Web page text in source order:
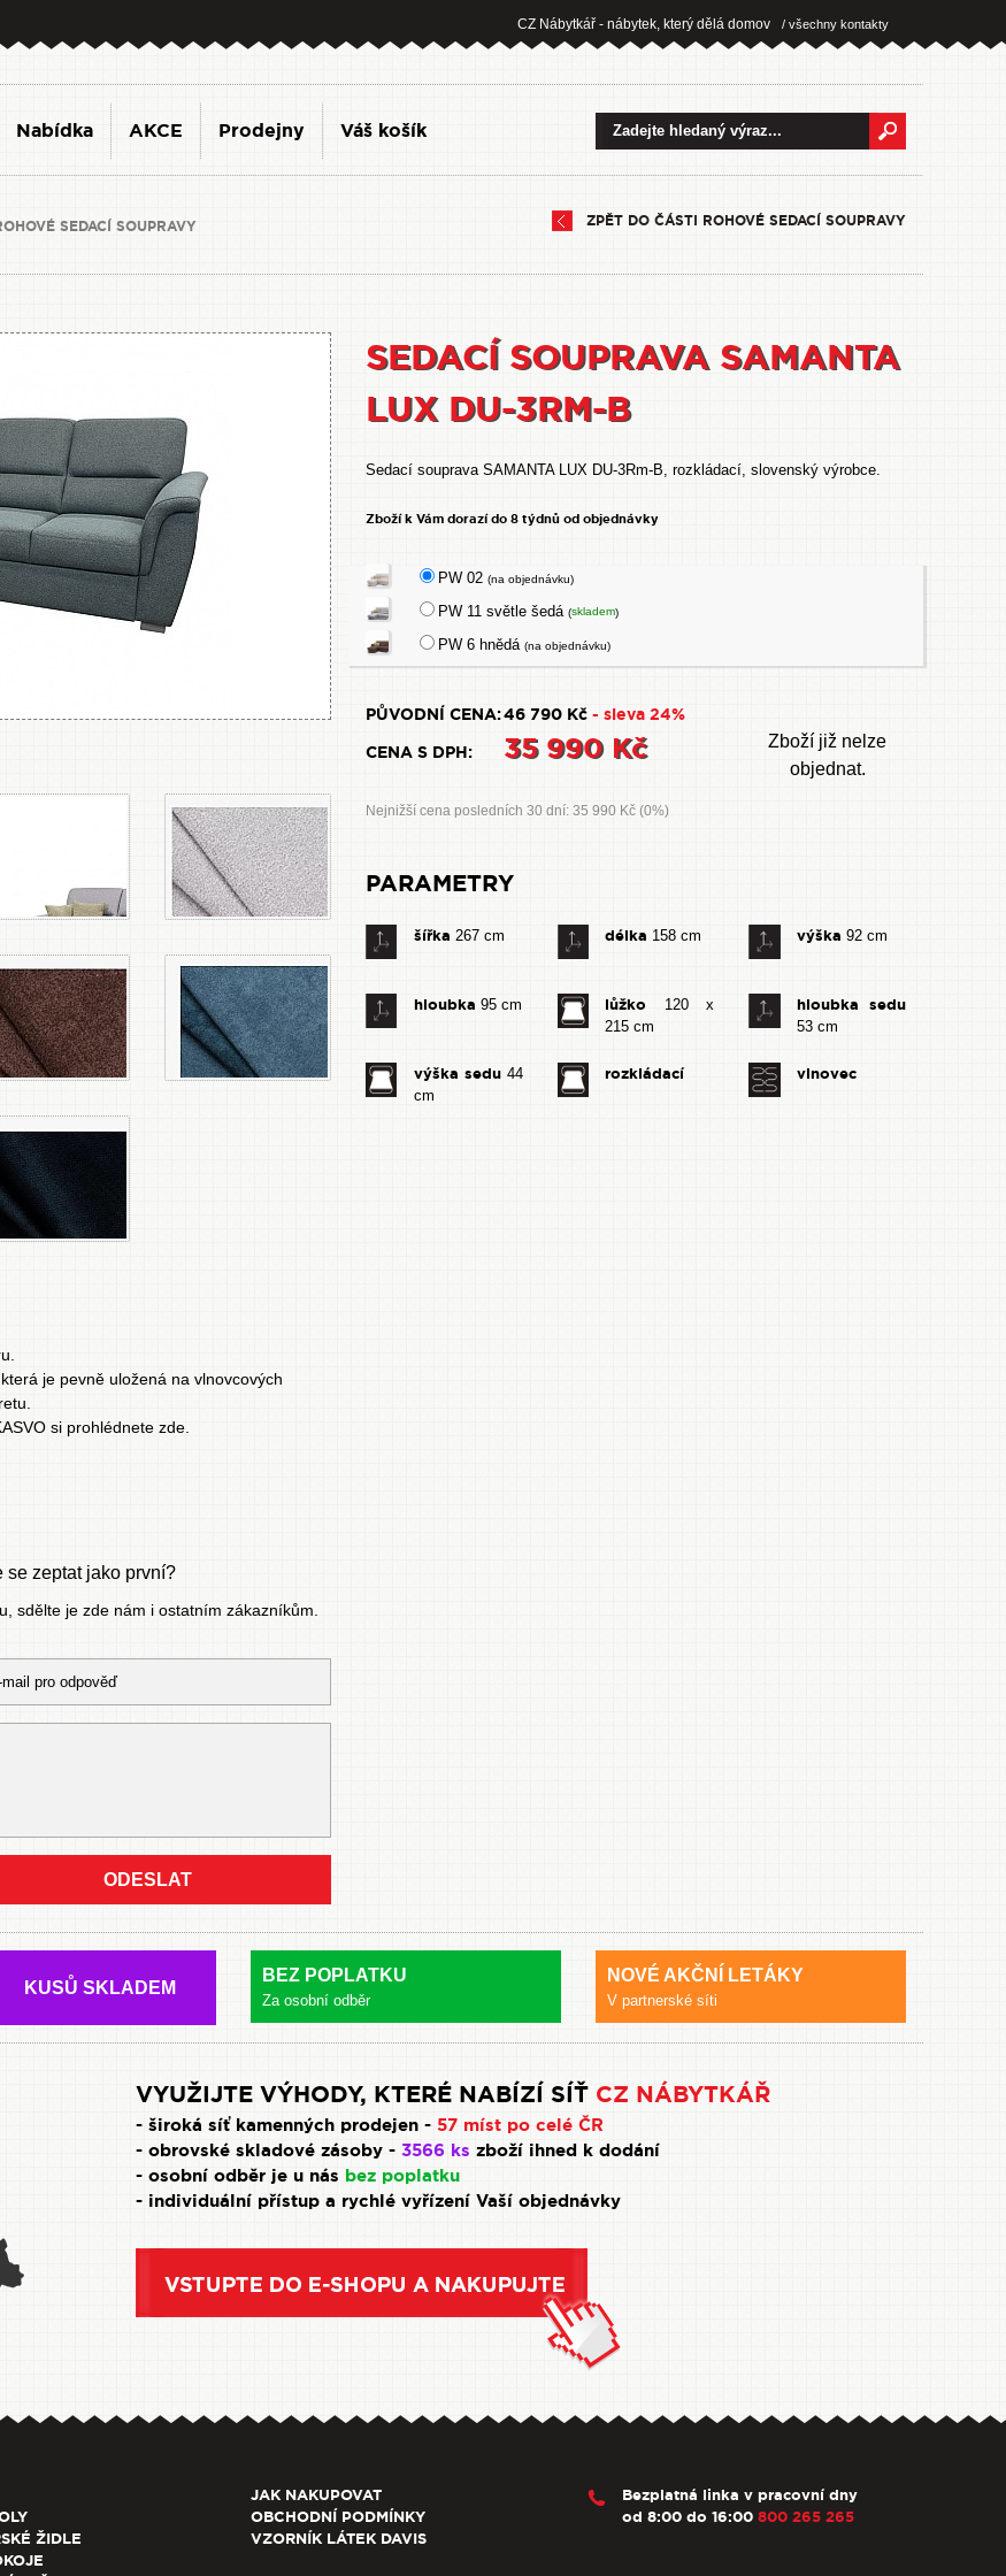
/ všechny kontakty
CZ Nábytkář - nábytek, který dělá domov
Nabídka AKCE Prodejny Váš košík
SEDACÍ SOUPRAVY ZPĚT DO ČÁSTI ROHOVÉ SEDACÍ SOUPRAVY
SEDACÍ SOUPRAVA SAMANTA
LUX DU-3RM-B
Sedací souprava SAMANTA LUX DU-3Rm-B, rozkládací, slovenský výrobce.
Zboží k Vám dorazí do 8 týdnů od objednávky
PW 02 (na objednávku)
PW 11 světle šedá (skladem)
PW 6 hnědá (na objednávku)
PŮVODNÍ CENA:46 790 Kč - sleva 24%
CENA S DPH:
35 990 Kč
Zboží již nelze
objednat.
Nejnižší cena posledních 30 dní: 35 990 Kč (0%)
PARAMETRY
šířka 267 cm délka 158 cm výška 92 cm
hloubka 95 cm lůžko 120 x
215 cm
hloubka sedu
53 cm
výška sedu44
cm
rozkládací vlnovec
je pevně uložená na vlnovcových
si prohlédnete zde
se zeptat jako první?
sdělte je zde nám i ostatním zákazníkům.
ODESLAT
KUSŮ SKLADEM
BEZ POPLATKU
Za osobní odběr
NOVÉ AKČNÍ LETÁKY
V partnerské síti
VYUŽIJTE VÝHODY, KTERÉ NABÍZÍ SÍŤ CZ NÁBYTKÁŘ
- široká síť kamenných prodejen - 57 míst po celé ČR
- obrovské skladové zásoby - 3566 ks zboží ihned k dodání
- osobní odběr je u nás bez poplatku
- individuální přístup a rychlé vyřízení Vaší objednávky
ŽIDLE
JAK NAKUPOVAT
OBCHODNÍ PODMÍNKY
VZORNÍK LÁTEK DAVIS
Bezplatná linka v pracovní dny
od 8:00 do 16:00 800 265 265